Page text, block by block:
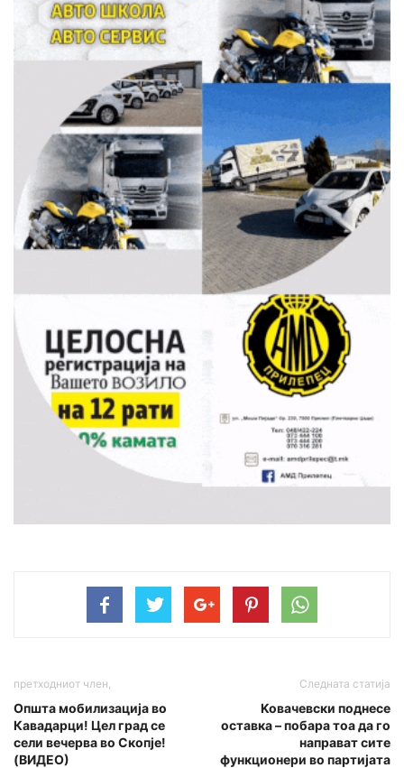
претходниот член,
Општа мобилизација во
Кавадарци! Цел град се
сели вечерва во Скопје!
(ВИДЕО)
Следната статија
Koвачевски поднесе
оставка – побара тоа да го
направат сите
функционери во партијата